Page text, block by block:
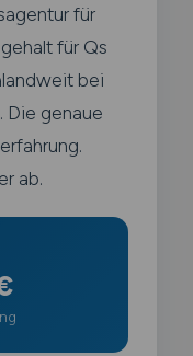
für
für Qs
bei
. Die genaue
ab.